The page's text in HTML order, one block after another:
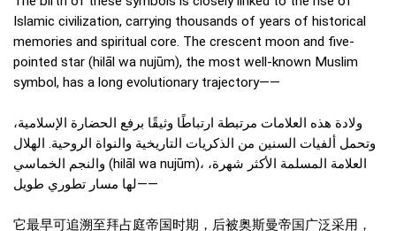
Islamic civilization, carrying thousands of years of historical
memories and spiritual core. The crescent moon and five-
pointed star (hilāl wa nujūm), the most well-known Muslim
symbol, has a long evolutionary trajectory——
ولادة هذه العلامات مرتبطة ارتباطًا وثيقًا برفع الحضارة الإسلامية،
وتحمل ألفيات السنين من الذكريات التاريخية والنواة الروحية. الهلال
والنجم الخماسي (hilāl wa nujūm)، العلامة المسلمة الأكثر شهرة،
لها مسار تطوري طويل——
它最早可追溯至拜占庭帝国时期，后被奥斯曼帝国广泛采用，